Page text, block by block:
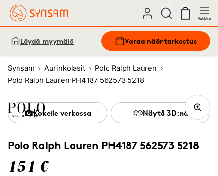
Valikko
Löydä myymälä Varaa näöntarkastus
Synsam Aurinkolasit
Polo Ralph Lauren
Polo Ralph Lauren PH4187 562573 5218
Polo Ralph Lauren PH4187 562573 5218
151 €
Kokeile verkossa Näytä 3D:nä